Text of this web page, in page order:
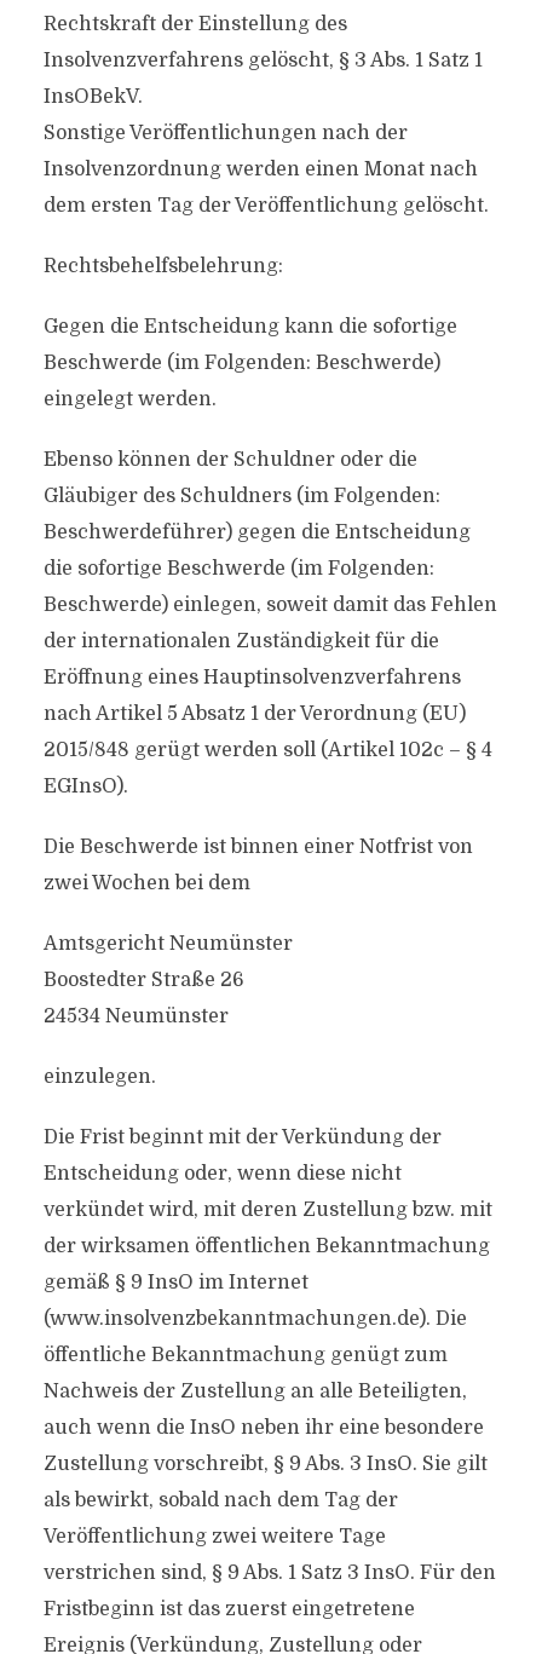
Rechtskraft der Einstellung des
Insolvenzverfahrens gelöscht, § 3 Abs. 1 Satz 1
InsOBekV.
Sonstige Veröffentlichungen nach der
Insolvenzordnung werden einen Monat nach
dem ersten Tag der Veröffentlichung gelöscht.
Rechtsbehelfsbelehrung:
Gegen die Entscheidung kann die sofortige
Beschwerde (im Folgenden: Beschwerde)
eingelegt werden.
Ebenso können der Schuldner oder die
Gläubiger des Schuldners (im Folgenden:
Beschwerdeführer) gegen die Entscheidung
die sofortige Beschwerde (im Folgenden:
Beschwerde) einlegen, soweit damit das Fehlen
der internationalen Zuständigkeit für die
Eröffnung eines Hauptinsolvenzverfahrens
nach Artikel 5 Absatz 1 der Verordnung (EU)
2015/848 gerügt werden soll (Artikel 102c – § 4
EGInsO).
Die Beschwerde ist binnen einer Notfrist von
zwei Wochen bei dem
Amtsgericht Neumünster
Boostedter Straße 26
24534 Neumünster
einzulegen.
Die Frist beginnt mit der Verkündung der
Entscheidung oder, wenn diese nicht
verkündet wird, mit deren Zustellung bzw. mit
der wirksamen öffentlichen Bekanntmachung
gemäß § 9 InsO im Internet
(www.insolvenzbekanntmachungen.de). Die
öffentliche Bekanntmachung genügt zum
Nachweis der Zustellung an alle Beteiligten,
auch wenn die InsO neben ihr eine besondere
Zustellung vorschreibt, § 9 Abs. 3 InsO. Sie gilt
als bewirkt, sobald nach dem Tag der
Veröffentlichung zwei weitere Tage
verstrichen sind, § 9 Abs. 1 Satz 3 InsO. Für den
Fristbeginn ist das zuerst eingetretene
Ereignis (Verkündung, Zustellung oder